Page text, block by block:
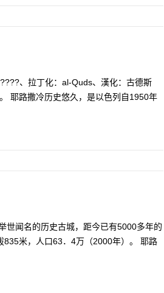
、拉丁化：al-Quds、漢化：古德斯
耶路撒冷历史悠久，是以色列自1950年
世闻名的历史古城，距今已有5000多年的
835米，人口63．4万（2000年）。 耶路